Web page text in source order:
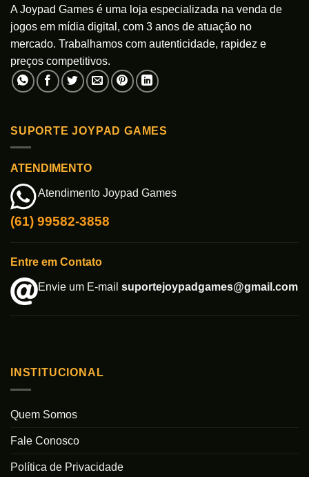
A Joypad Games é uma loja especializada na venda de
jogos em mídia digital, com 3 anos de atuação no
mercado. Trabalhamos com autenticidade, rapidez e
preços competitivos.
SUPORTE JOYPAD GAMES
ATENDIMENTO
Atendimento Joypad Games
(61) 99582-3858
Entre em Contato
Envie um E-mail suportejoypadgames@gmail.com
INSTITUCIONAL
Quem Somos
Fale Conosco
Política de Privacidade